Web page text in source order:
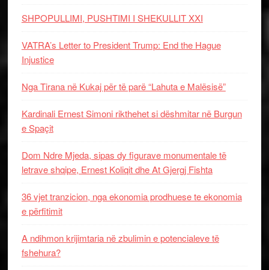
SHPOPULLIMI, PUSHTIMI I SHEKULLIT XXI
VATRA’s Letter to President Trump: End the Hague
Injustice
Nga Tirana në Kukaj për të parë “Lahuta e Malësisë”
Kardinali Ernest Simoni rikthehet si dëshmitar në Burgun
e Spaçit
Dom Ndre Mjeda, sipas dy figurave monumentale të
letrave shqipe, Ernest Koliqit dhe At Gjergj Fishta
36 vjet tranzicion, nga ekonomia prodhuese te ekonomia
e përfitimit
A ndihmon krijimtaria në zbulimin e potencialeve të
fshehura?